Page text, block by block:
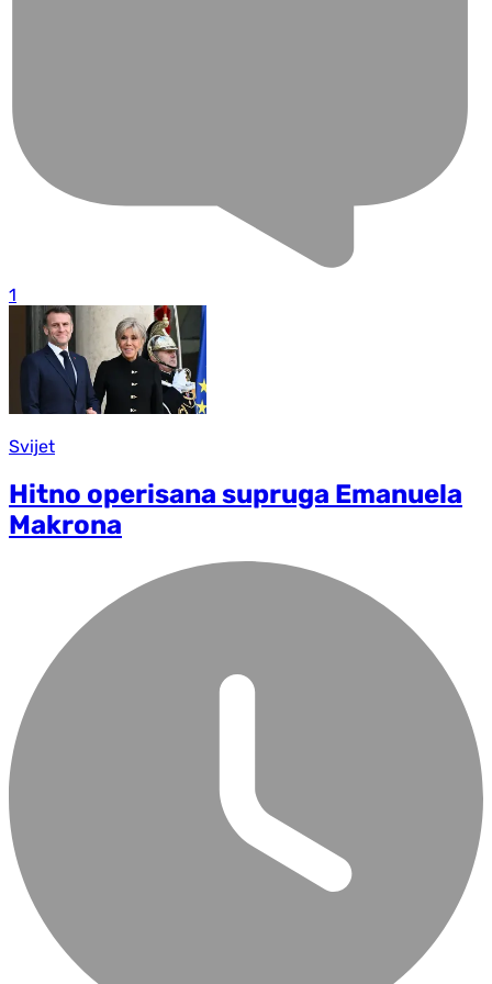
1
Svijet
Hitno operisana supruga Emanuela
Makrona